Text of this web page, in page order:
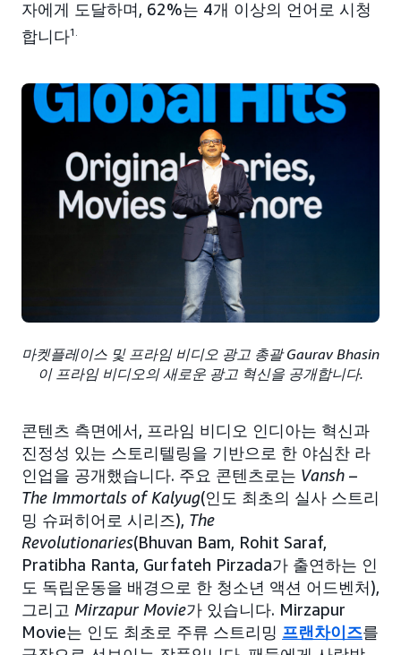
자에게 도달하며, 62%는 4개 이상의 언어로 시청
합니다1.
마켓플레이스 및 프라임 비디오 광고 총괄 Gaurav Bhasin
이 프라임 비디오의 새로운 광고 혁신을 공개합니다.
콘텐츠 측면에서, 프라임 비디오 인디아는 혁신과
진정성 있는 스토리텔링을 기반으로 한 야심찬 라
인업을 공개했습니다. 주요 콘텐츠로는 Vansh –
The Immortals of Kalyug(인도 최초의 실사 스트리
밍 슈퍼히어로 시리즈), The
Revolutionaries(Bhuvan Bam, Rohit Saraf,
Pratibha Ranta, Gurfateh Pirzada가 출연하는 인
도 독립운동을 배경으로 한 청소년 액션 어드벤처),
그리고 Mirzapur Movie가 있습니다. Mirzapur
Movie는 인도 최초로 주류 스트리밍 프랜차이즈를